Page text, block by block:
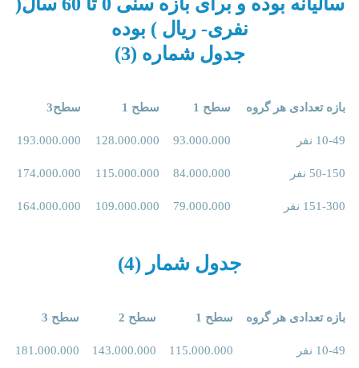
سالیانه بوده و برای بازه سنی 0 تا 60 سال(
نفری- ریال ) بوده
جدول شماره (3)
بازه تعدادی هر گروه سطح 1 سطح 1 سطح3
10-49 نفر 93.000.000
128.000.000
193.000.000
50-150 نفر 84.000.000
115.000.000
174.000.000
151-300 نفر 79.000.000
109.000.000
164.000.000
جدول شمار (4)
بازه تعدادی هر گروه سطح 1 سطح 2 سطح 3
10-49 نفر 115.000.000
143.000.000
181.000.000